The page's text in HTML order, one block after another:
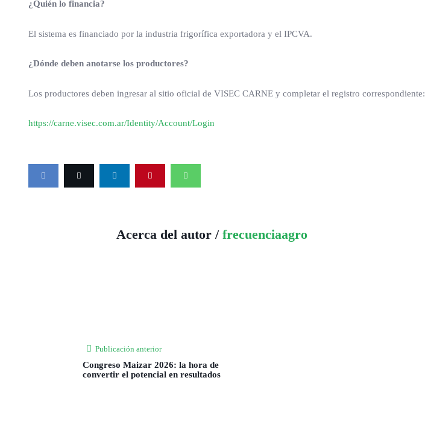
¿Quién lo financia?
El sistema es financiado por la industria frigorífica exportadora y el IPCVA.
¿Dónde deben anotarse los productores?
Los productores deben ingresar al sitio oficial de VISEC CARNE y completar el registro correspondiente:
https://carne.visec.com.ar/Identity/Account/Login
Acerca del autor / frecuenciaagro
Publicación anterior
Congreso Maizar 2026: la hora de
convertir el potencial en resultados